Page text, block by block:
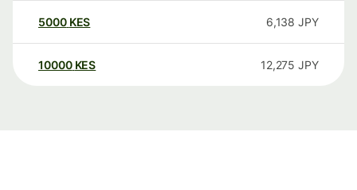
5000 KES 6,138 JPY
10000 KES 12,275 JPY